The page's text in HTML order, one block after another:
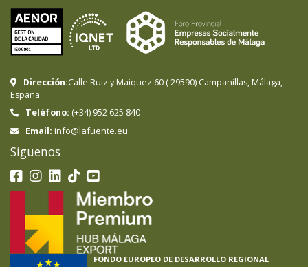
Dirección:Calle Ruiz y Maiquez 60 (29590) Campanillas, Málaga,
España
Teléfono: (+34) 952 625 840
Email: info@lafuente.eu
Síguenos
FONDO EUROPEO DE DESARROLLO REGIONAL